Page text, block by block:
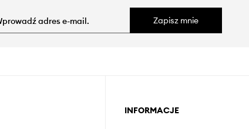
Zapisz mnie
INFORMACJE